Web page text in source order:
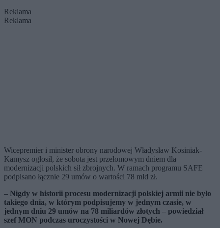
Reklama
Reklama
Wicepremier i minister obrony narodowej Władysław Kosiniak-
Kamysz ogłosił, że sobota jest przełomowym dniem dla
modernizacji polskich sił zbrojnych. W ramach programu SAFE
podpisano łącznie 29 umów o wartości 78 mld zł.
– Nigdy w historii procesu modernizacji polskiej armii nie było
takiego dnia, w którym podpisujemy w jednym czasie, w
jednym dniu 29 umów na 78 miliardów złotych – powiedział
szef MON podczas uroczystości w Nowej Dębie.